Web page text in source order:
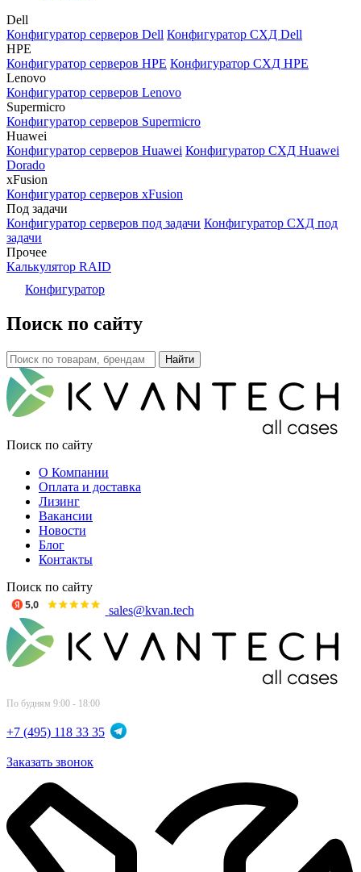
Dell
Конфигуратор серверов Dell Конфигуратор СХД Dell
HPE
Конфигуратор серверов HPE Конфигуратор СХД HPE
Lenovo
Конфигуратор серверов Lenovo
Supermicro
Конфигуратор серверов Supermicro
Huawei
Конфигуратор серверов Huawei Конфигуратор СХД Huawei
Dorado
xFusion
Конфигуратор серверов xFusion
Под задачи
Конфигуратор серверов под задачи Конфигуратор СХД под
задачи
Прочее
Калькулятор RAID
Конфигуратор
Поиск по сайту
Поиск по сайту
О Компании
Оплата и доставка
Лизинг
Вакансии
Новости
Блог
Контакты
Поиск по сайту
sales@kvan.tech
По будням 9:00 - 18:00
+7 (495) 118 33 35
Заказать звонок